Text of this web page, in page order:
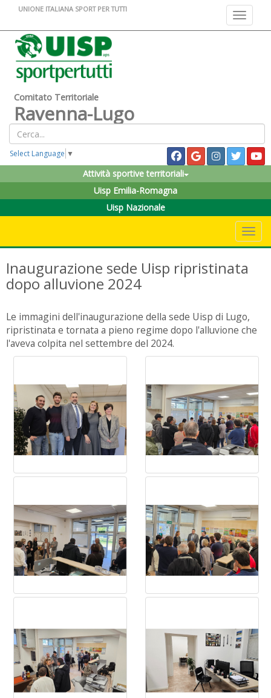
Toggle
UNIONE ITALIANA SPORT PER TUTTI
Comitato Territoriale
Ravenna-Lugo
Select Language ▼
Attività sportive territoriali
Uisp Emilia-Romagna
Uisp Nazionale
Inaugurazione sede Uisp ripristinata
dopo alluvione 2024
Le immagini dell'inaugurazione della sede Uisp di Lugo,
ripristinata e tornata a pieno regime dopo l'alluvione che
l'aveva colpita nel settembre del 2024.